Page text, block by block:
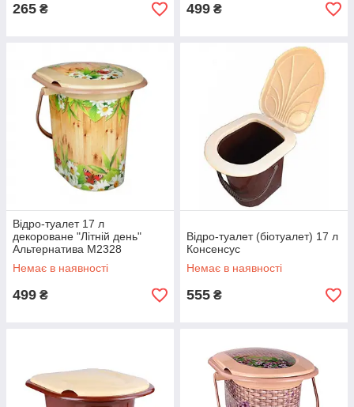
265 ₴ 499 ₴
Відро-туалет 17 л
декороване "Літній день"
Альтернатива М2328
Немає в наявності
499 ₴
Відро-туалет (біотуалет) 17 л
Консенсус
Немає в наявності
555 ₴